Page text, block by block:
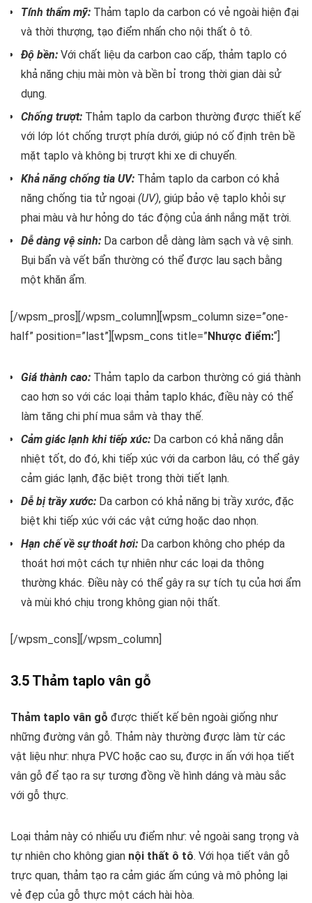
Tính thẩm mỹ: Thảm taplo da carbon có vẻ ngoài hiện đại
và thời thượng, tạo điểm nhấn cho nội thất ô tô.
Độ bền: Với chất liệu da carbon cao cấp, thảm taplo có
khả năng chịu mài mòn và bền bỉ trong thời gian dài sử
dụng.
Chống trượt: Thảm taplo da carbon thường được thiết kế
với lớp lót chống trượt phía dưới, giúp nó cố định trên bề
mặt taplo và không bị trượt khi xe di chuyển.
Khả năng chống tia UV: Thảm taplo da carbon có khả
năng chống tia tử ngoại (UV), giúp bảo vệ taplo khỏi sự
phai màu và hư hỏng do tác động của ánh nắng mặt trời.
Dễ dàng vệ sinh: Da carbon dễ dàng làm sạch và vệ sinh.
Bụi bẩn và vết bẩn thường có thể được lau sạch bằng
một khăn ẩm.
[/wpsm_pros][/wpsm_column][wpsm_column size=”one-
half” position=”last”][wpsm_cons title=”Nhược điểm:“]
Giá thành cao: Thảm taplo da carbon thường có giá thành
cao hơn so với các loại thảm taplo khác, điều này có thể
làm tăng chi phí mua sắm và thay thế.
Cảm giác lạnh khi tiếp xúc: Da carbon có khả năng dẫn
nhiệt tốt, do đó, khi tiếp xúc với da carbon lâu, có thể gây
cảm giác lạnh, đặc biệt trong thời tiết lạnh.
Dễ bị trầy xước: Da carbon có khả năng bị trầy xước, đặc
biệt khi tiếp xúc với các vật cứng hoặc dao nhọn.
Hạn chế về sự thoát hơi: Da carbon không cho phép da
thoát hơi một cách tự nhiên như các loại da thông
thường khác. Điều này có thể gây ra sự tích tụ của hơi ẩm
và mùi khó chịu trong không gian nội thất.
[/wpsm_cons][/wpsm_column]
3.5 Thảm taplo vân gỗ
Thảm taplo vân gỗ được thiết kế bên ngoài giống như
những đường vân gỗ. Thảm này thường được làm từ các
vật liệu như: nhựa PVC hoặc cao su, được in ấn với họa tiết
vân gỗ để tạo ra sự tương đồng về hình dáng và màu sắc
với gỗ thực.
Loại thảm này có nhiểu ưu điểm như: vẻ ngoài sang trọng và
tự nhiên cho không gian nội thất ô tô. Với họa tiết vân gỗ
trực quan, thảm tạo ra cảm giác ấm cúng và mô phỏng lại
vẻ đẹp của gỗ thực một cách hài hòa.